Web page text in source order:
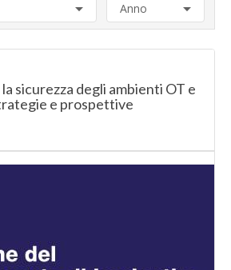
Anno
sicurezza degli ambienti OT e
e prospettive